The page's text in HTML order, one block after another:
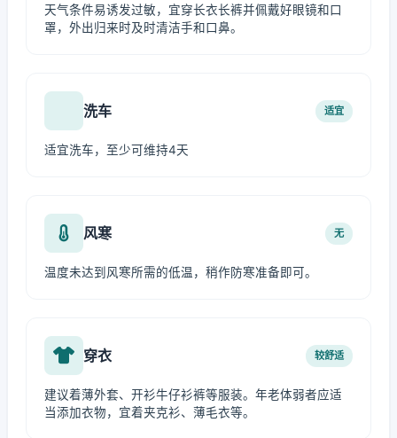
天气条件易诱发过敏，宜穿长衣长裤并佩戴好眼镜和口
罩，外出归来时及时清洁手和口鼻。
洗车 适宜
适宜洗车，至少可维持4天
风寒 无
温度未达到风寒所需的低温，稍作防寒准备即可。
穿衣 较舒适
建议着薄外套、开衫牛仔衫裤等服装。年老体弱者应适
当添加衣物，宜着夹克衫、薄毛衣等。